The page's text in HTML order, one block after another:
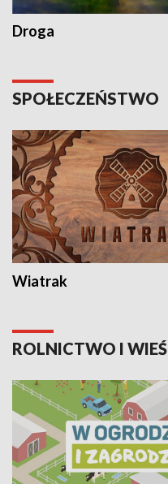
Droga
SPOŁECZEŃSTWO
Wiatrak
ROLNICTWO I WIEŚ